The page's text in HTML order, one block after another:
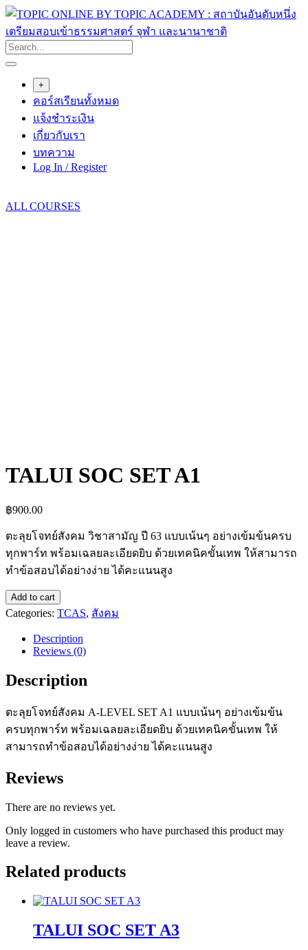
Skip
content
+
คอร์สเรียนทั้งหมด
แจ้งชำระเงิน
เกี่ยวกับเรา
บทความ
Log In / Register
ALL COURSES
TALUI SOC SET A1
฿900.00
ตะลุยโจทย์สังคม วิชาสามัญ ปี 63 แบบเน้นๆ อย่างเข้มข้นครบ
ทุกพาร์ท พร้อมเฉลยละเอียดยิบ ด้วยเทคนิคขั้นเทพ ให้สามารถ
ทำข้อสอบได้อย่างง่าย ได้คะแนนสูง
TALUI
SOC
SET
quantity
Add to cart
Categories: TCAS, สังคม
Description
Reviews (0)
Description
ตะลุยโจทย์สังคม A-LEVEL SET A1 แบบเน้นๆ อย่างเข้มข้น
ครบทุกพาร์ท พร้อมเฉลยละเอียดยิบ ด้วยเทคนิคขั้นเทพ ให้
สามารถทำข้อสอบได้อย่างง่าย ได้คะแนนสูง
Reviews
There are no reviews yet.
Only logged in customers who have purchased this product may
leave a review.
Related products
TALUI SOC SET A3